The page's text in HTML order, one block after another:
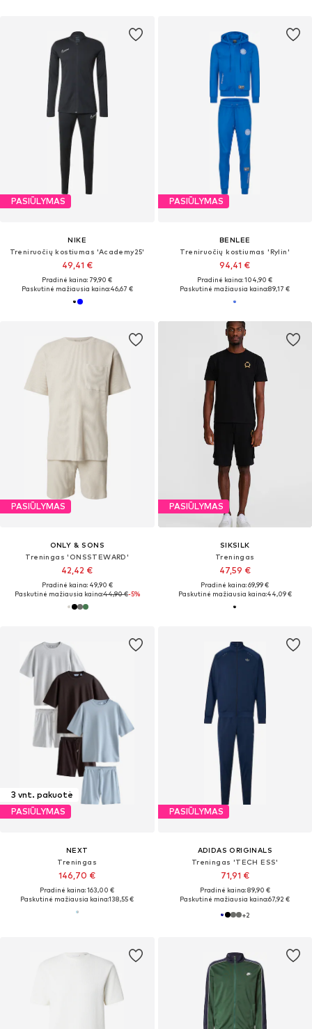
PASIŪLYMAS
NIKE
Treniruočių kostiumas 'Academy25'
49,41 €
Pradinė kaina: 79,90 €
Paskutinė mažiausia kaina:46,67 €
PASIŪLYMAS
BENLEE
Treniruočių kostiumas 'Rylin'
94,41 €
Pradinė kaina: 104,90 €
Paskutinė mažiausia kaina:89,17 €
PASIŪLYMAS
ONLY & SONS
Treningas 'ONSSTEWARD'
42,42 €
Pradinė kaina: 49,90 €
Paskutinė mažiausia kaina:44,90 €-5%
PASIŪLYMAS
SIKSILK
Treningas
47,59 €
Pradinė kaina: 69,99 €
Paskutinė mažiausia kaina:44,09 €
3 vnt. pakuotė
PASIŪLYMAS
NEXT
Treningas
146,70 €
Pradinė kaina: 163,00 €
Paskutinė mažiausia kaina:138,55 €
PASIŪLYMAS
ADIDAS ORIGINALS
Treningas 'TECH ESS'
71,91 €
Pradinė kaina: 89,90 €
Paskutinė mažiausia kaina:67,92 €
+2